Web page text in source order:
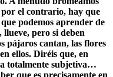
por el contrario, hay que
podemos aprender de
pero si deben
pájaros cantan, las flores
ellos. Diréis que, en
totalmente subjetiva…
que es precisamente en